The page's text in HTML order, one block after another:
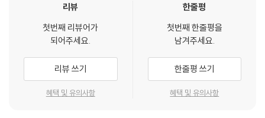
리뷰
첫번째 리뷰어가
되어주세요.
리뷰 쓰기
혜택 및 유의사항
한줄평
첫번째 한줄평을
남겨주세요.
한줄평 쓰기
혜택 및 유의사항